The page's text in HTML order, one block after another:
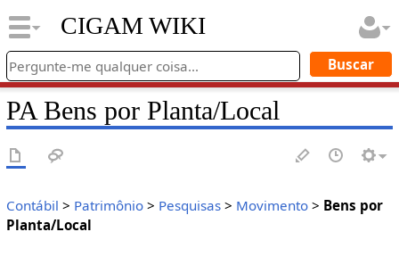
CIGAM WIKI
PA Bens por Planta/Local
Contábil > Patrimônio> Pesquisas> Movimento> Bens por
Planta/Local